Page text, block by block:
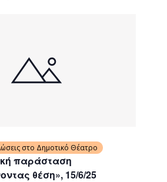
παράσταση
θέση», 15/6/25
στο Δημοτικό Θέατρο